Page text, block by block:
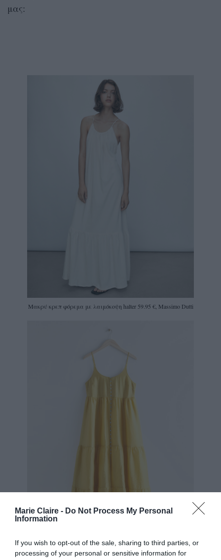
Marie Claire - Do Not Process My Personal
Information
If you wish to opt-out of the sale, sharing to third parties, or
processing of your personal or sensitive information for
μας:
Μακρύ κρεπ φόρεμα με λαιμόκοψη halter 59.95 €, Massimo Dutti